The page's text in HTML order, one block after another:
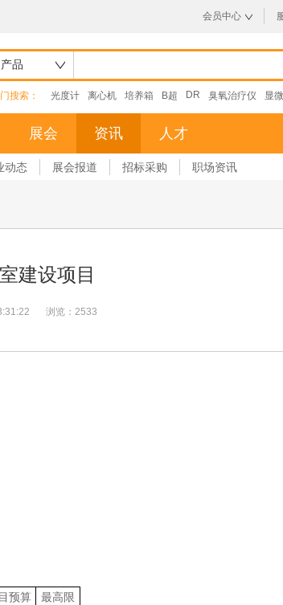
会员中心
产品
搜索： 光度计 离心机 培养箱 B超 DR 臭氧治疗仪 显
展会 资讯 人才
动态 展会报道 招标采购 职场资讯
建设项目
浏览：2533
预算
最高限